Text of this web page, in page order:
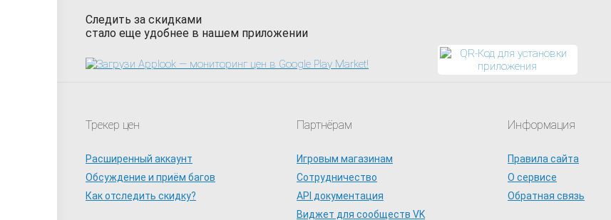
Следить за скидками
стало еще удобнее в нашем приложении
Трекер цен
Расширенный аккаунт
Обсуждение и приём багов
Как отследить скидку?
Партнёрам
Игровым магазинам
Сотрудничество
API документация
Виджет для сообществ VK
Информация
Правила сайта
О сервисе
Обратная связь